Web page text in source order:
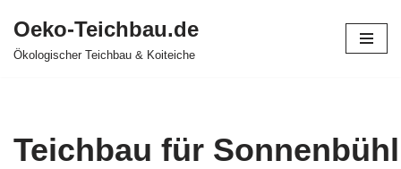
Zum
Oeko-Teichbau.de
Ökologischer Teichbau & Koiteiche
Teichbau für